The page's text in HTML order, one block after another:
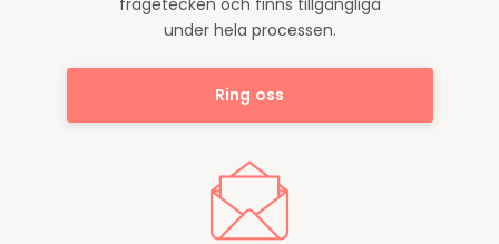
under hela processen.
Ring oss